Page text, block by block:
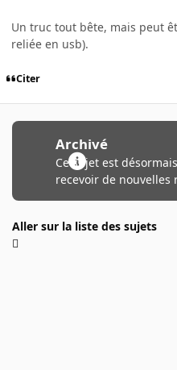
Un truc tout bête, mais peut
reliée en usb).
Citer
Archivé
Ce sujet est
recevoir de nouvelles
Aller sur la liste des sujets